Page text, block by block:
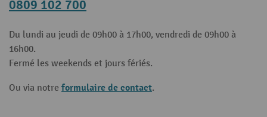
0809 102 700
Du lundi au jeudi de 09h00 à 17h00, vendredi de 09h00 à
16h00.
Fermé les weekends et jours fériés.
Ou via notre formulaire de contact.